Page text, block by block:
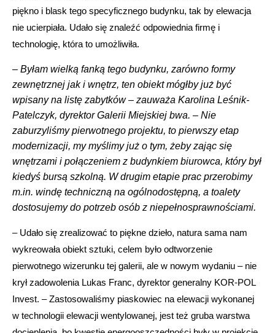
piękno i blask tego specyficznego budynku, tak by elewacja
nie ucierpiała. Udało się znaleźć odpowiednia firmę i
technologię, która to umożliwiła.
– Byłam wielką fanką tego budynku, zarówno formy
zewnętrznej jak i wnętrz, ten obiekt mógłby już być
wpisany na listę zabytków – zauważa Karolina Leśnik-
Patelczyk, dyrektor Galerii Miejskiej bwa. – Nie
zaburzyliśmy pierwotnego projektu, to pierwszy etap
modernizacji, my myślimy już o tym, żeby zając się
wnętrzami i połączeniem z budynkiem biurowca, który był
kiedyś bursą szkolną. W drugim etapie prac przerobimy
m.in. windę techniczną na ogólnodostępną, a toalety
dostosujemy do potrzeb osób z niepełnosprawnościami.
– Udało się zrealizować to piękne dzieło, natura sama nam
wykreowała obiekt sztuki, celem było odtworzenie
pierwotnego wizerunku tej galerii, ale w nowym wydaniu – nie
krył zadowolenia Lukas Franc, dyrektor generalny KOR-POL
Invest. – Zastosowaliśmy piaskowiec na elewacji wykonanej
w technologii elewacji wentylowanej, jest też gruba warstwa